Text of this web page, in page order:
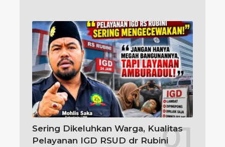
Sering Dikeluhkan Warga, Kualitas
Pelayanan IGD RSUD dr Rubini